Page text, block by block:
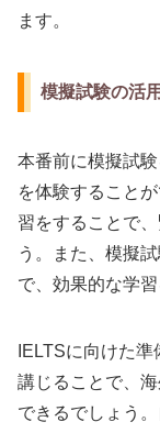
ます。
模擬試験の活用
本番前に模擬試
を体験すること
習をすることで
う。また、模擬
で、効果的な学
IELTSに向けた
講じることで、
できるでしょう